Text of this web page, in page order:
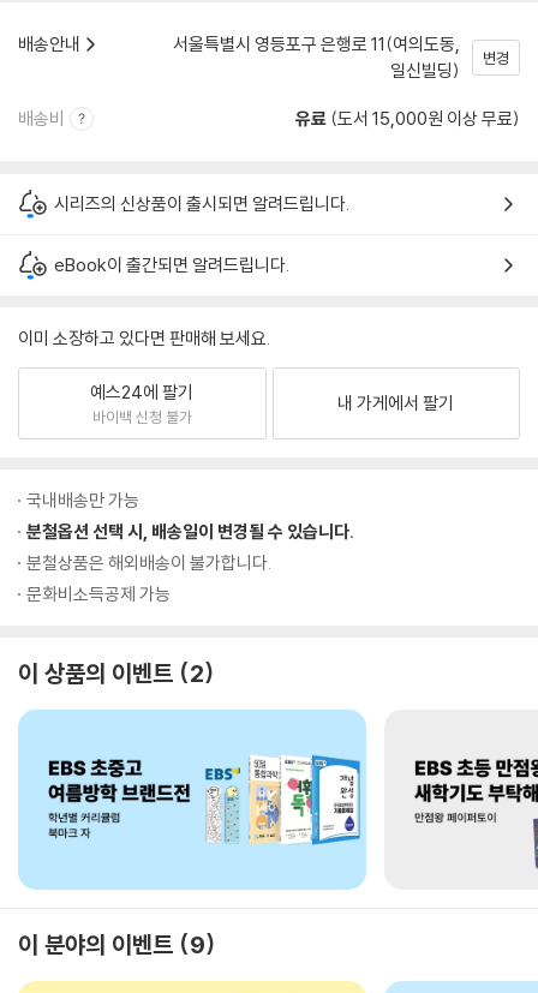
배송안내
서울특별시 영등포구 은행로 11(여의도동,
일신빌딩)
변경
배송비 유료 (도서 15,000원 이상 무료)
시리즈의 신상품이 출시되면 알려드립니다.
eBook이 출간되면 알려드립니다.
이미 소장하고 있다면 판매해 보세요.
예스24에 팔기
바이백 신청 불가
내 가게에서 팔기
국내배송만 가능
분철옵션 선택 시, 배송일이 변경될 수 있습니다.
분철상품은 해외배송이 불가합니다.
문화비소득공제 가능
이 상품의 이벤트 2
이 분야의 이벤트 9